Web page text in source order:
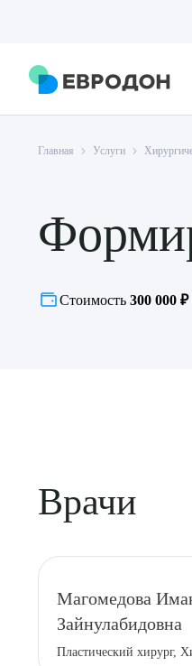
Главная Услуги
Стоимость 300 000 ₽
Врачи
Магомедова
Зайнулабидовна
Пластический хирург,